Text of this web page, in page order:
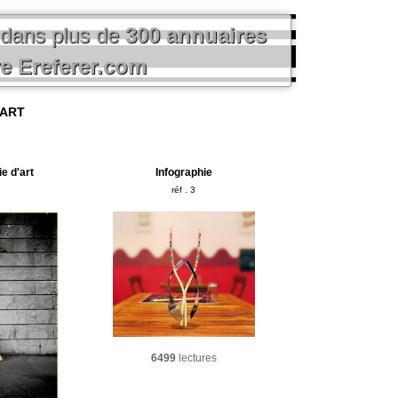
plus de300 annuaires
Ereferer.com
d'art Infographie
réf . 3
6499lectures